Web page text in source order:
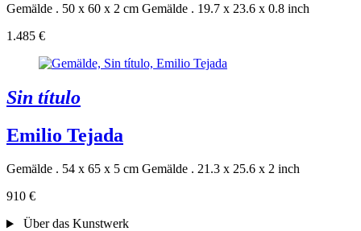
Gemälde . 50 x 60 x 2 cm Gemälde . 19.7 x 23.6 x 0.8 inch
1.485 €
Sin título
Emilio Tejada
Gemälde . 54 x 65 x 5 cm Gemälde . 21.3 x 25.6 x 2 inch
910 €
Über das Kunstwerk